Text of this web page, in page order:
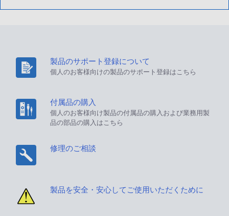
製品のサポート登録について
個人のお客様向けの製品のサポート登録はこちら
付属品の購入
個人のお客様向け製品の付属品の購入および業務用製
品の部品の購入はこちら
修理のご相談
製品を安全・安心してご使用いただくために